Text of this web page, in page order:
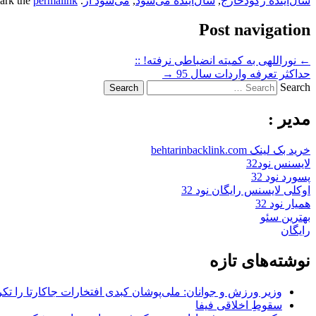
Post navigation
← نوراللهی به کمیته انضباطی نرفته! ::
حداکثر تعرفه واردات سال 95
→
Search
مدیر :
خرید بک لینک behtarinbacklink.com
لایسنس نود32
پسورد نود 32
اوکلی لایسنس رایگان نود 32
همیار نود 32
بهترین سئو
رایگان
نوشته‌های تازه
وزیر ورزش و جوانان: ملی‌پوشان کبدی افتخارات جاکارتا را
سقوطِ اخلاقی فیفا